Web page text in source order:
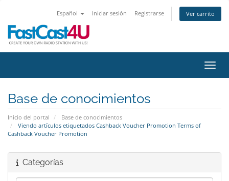
Español Iniciar sesión Registrarse Ver carrito
Base de conocimientos
Inicio del portal
Base de conocimientos
Viendo artículos etiquetados Cashback Voucher Promotion Terms of
Cashback Voucher Promotion
Categorías